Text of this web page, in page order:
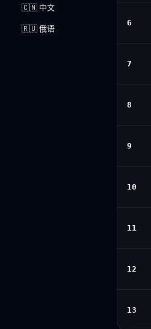
🇨🇳 中文
🇷🇺 俄语
6
7
8
9
10
11
12
13